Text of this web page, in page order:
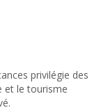
privilégie des
et le tourisme